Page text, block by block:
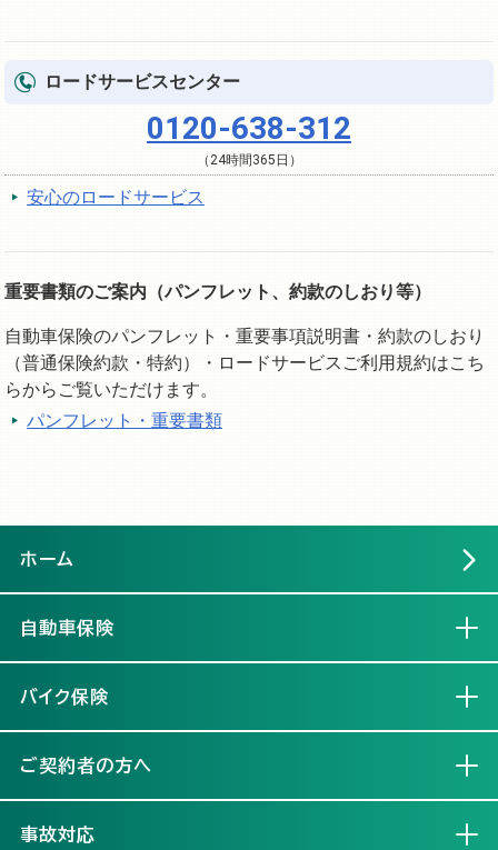
ロードサービスセンター
0120-638-312
（24時間365日）
安心のロードサービス
重要書類のご案内（パンフレット、約款のしおり等）
自動車保険のパンフレット・重要事項説明書・約款のしおり
（普通保険約款・特約）・ロードサービスご利用規約はこち
らからご覧いただけます。
パンフレット・重要書類
ホーム
自動車保険
バイク保険
ご契約者の方へ
事故対応